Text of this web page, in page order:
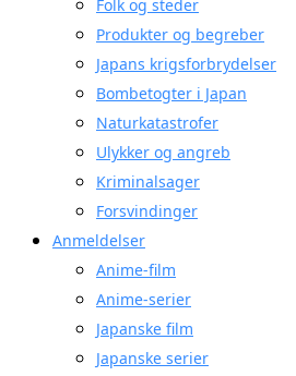
Folk og steder
Produkter og begreber
Japans krigsforbrydelser
Bombetogter i Japan
Naturkatastrofer
Ulykker og angreb
Kriminalsager
Forsvindinger
Anmeldelser
Anime-film
Anime-serier
Japanske film
Japanske serier